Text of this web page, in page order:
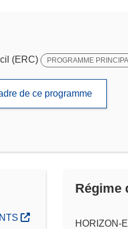
(ERC) PROGRAMME
de ce programme
Régime
HORIZON-